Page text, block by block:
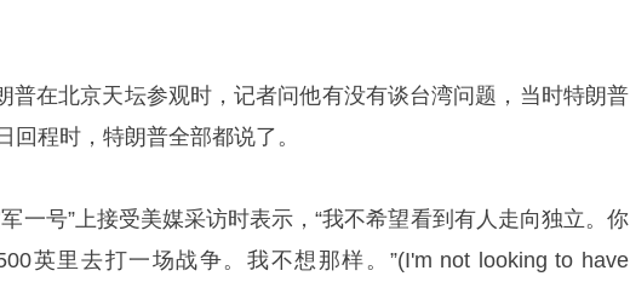
普在北京天坛参观时，记者问他有没有谈台湾问题，当时特朗普
回程时，特朗普全部都说了。
一号”上接受美媒采访时表示，“我不希望看到有人走向独立。你
英里去打一场战争。我不想那样。”(I'm not looking to have